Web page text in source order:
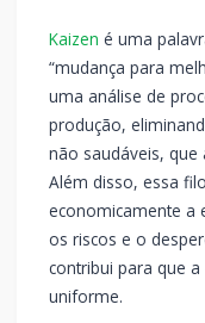
Kaizen é uma
“mudança para
uma análise de
produção,
não saudáveis,
Além disso, essa
economicamente a
os riscos e o
contribui para que
uniforme.